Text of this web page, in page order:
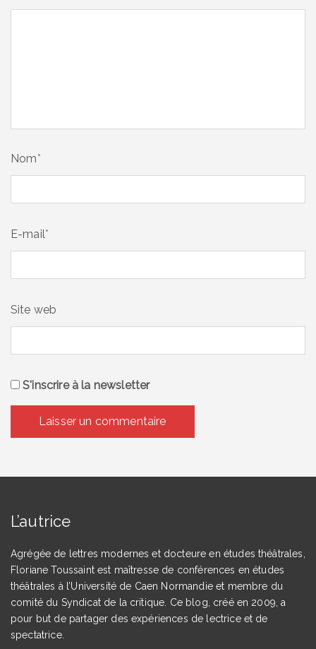
Nom*
E-mail*
Site web
S'inscrire à la newsletter
L’autrice
Agrégée de lettres modernes et docteure en études théâtrales,
Floriane Toussaint est maîtresse de conférences en études
théâtrales à l’Université de Caen Normandie et membre du
comité du Syndicat de la critique. Ce blog, créé en 2009, a
pour but de partager des expériences de lectrice et de
spectatrice.